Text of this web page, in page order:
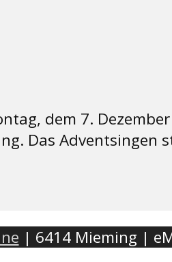
dem 7.
Das
| 6414 Mieming |